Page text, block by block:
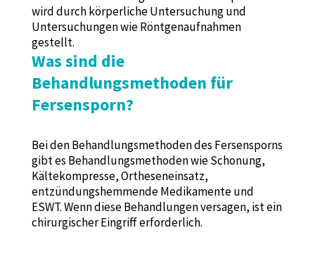
wird durch körperliche Untersuchung und
Untersuchungen wie Röntgenaufnahmen
gestellt.
Was sind die
Behandlungsmethoden für
Fersensporn?
Bei den Behandlungsmethoden des Fersensporns
gibt es Behandlungsmethoden wie Schonung,
Kältekompresse, Ortheseneinsatz,
entzündungshemmende Medikamente und
ESWT. Wenn diese Behandlungen versagen, ist ein
chirurgischer Eingriff erforderlich.